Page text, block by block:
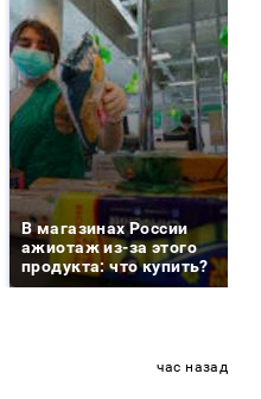
В магазинах России
ажиотаж из-за этого
продукта: что купить?
час назад